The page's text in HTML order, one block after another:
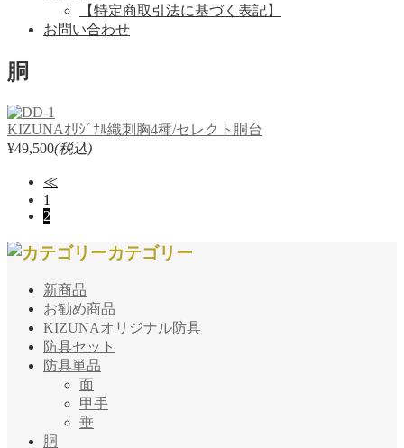
【特定商取引法に基づく表記】
お問い合わせ
胴
KIZUNAｵﾘｼﾞﾅﾙ織刺胸4種/セレクト胴台
¥49,500(税込)
≪
1
2
カテゴリー
新商品
お勧め商品
KIZUNAオリジナル防具
防具セット
防具単品
面
甲手
垂
胴